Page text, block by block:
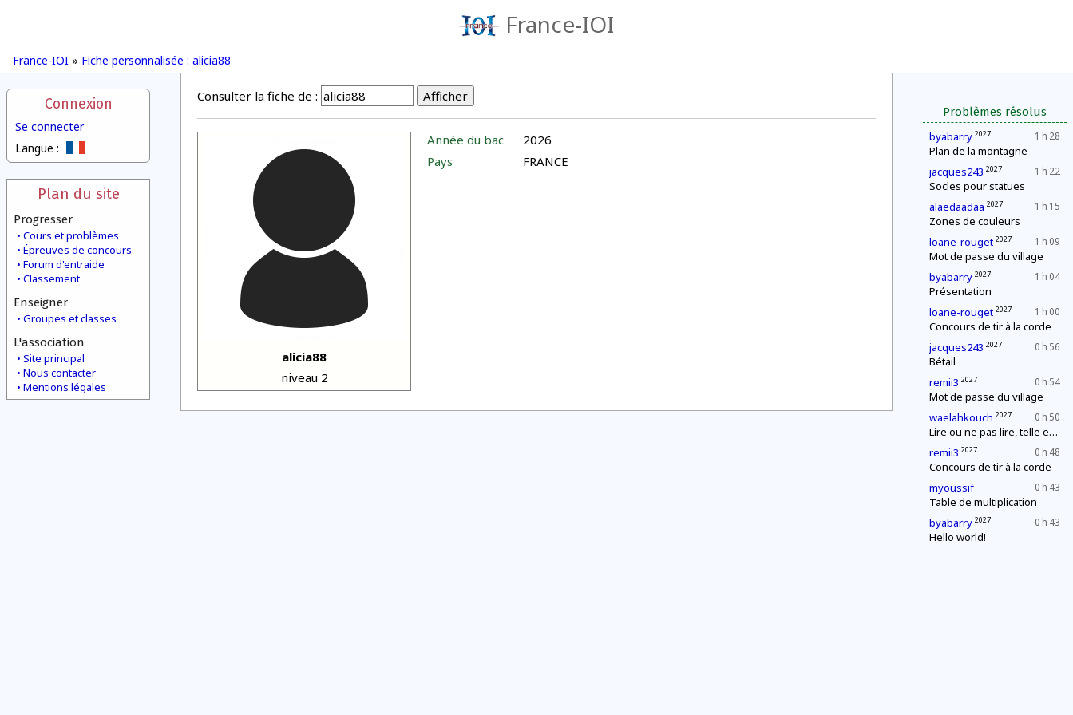
France-IOI
France-IOI » Fiche personnalisée : alicia88
Connexion
Se connecter
Langue :
Plan du site
Progresser
Cours et problèmes
Épreuves de concours
Forum d'entraide
Classement
Enseigner
Groupes et classes
L'association
Site principal
Nous contacter
Mentions légales
Problèmes résolus
1 h 28
byabarry 2027
Plan de la montagne
1 h 22
jacques243 2027
Socles pour statues
1 h 15
alaedaadaa 2027
Zones de couleurs
1 h 09
loane-rouget 2027
Mot de passe du village
1 h 04
byabarry 2027
Présentation
1 h 00
loane-rouget 2027
Concours de tir à la corde
0 h 56
jacques243 2027
Bétail
0 h 54
remii3 2027
Mot de passe du village
0 h 50
waelahkouch 2027
Lire ou ne pas lire, telle est la question
0 h 48
remii3 2027
Concours de tir à la corde
0 h 43
myoussif
Table de multiplication
0 h 43
byabarry 2027
Hello world!
Consulter la fiche de :
alicia88
niveau 2
Année du bac
2026
Pays
FRANCE